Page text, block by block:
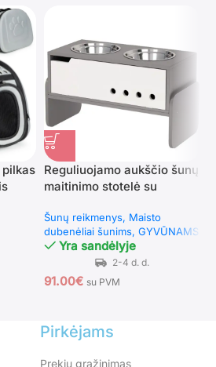
Reguliuojamo aukščio šunų
maitinimo stotelė su
Šunų reikmenys Maisto
dubenėliai šunims GYVŪNAMS
Yra sandėlyje
91.00€ su PVM
Pirkėjams
Prekių grąžinimas